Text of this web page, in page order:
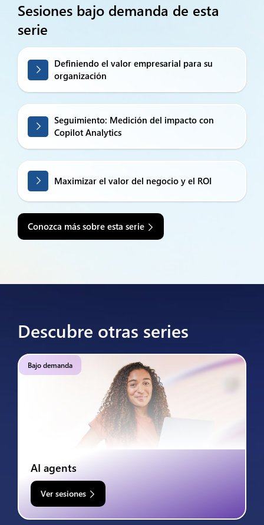
Sesiones bajo demanda de esta
serie
Definiendo el valor empresarial para su
organización
Seguimiento: Medición del impacto con
Copilot Analytics
Maximizar el valor del negocio y el ROI
Conozca más sobre esta serie
Descubre otras series
Bajo demanda
AI agents
Ver sesiones